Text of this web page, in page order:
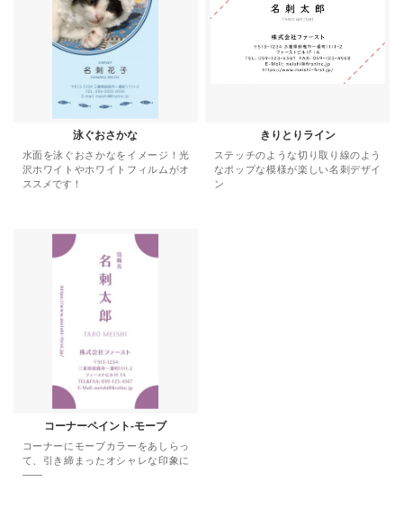
泳ぐおさかな
水面を泳ぐおさかなをイメージ！光
沢ホワイトやホワイトフィルムがオ
ススメです！
きりとりライン
ステッチのような切り取り線のよう
なポップな模様が楽しい名刺デザイ
ン
コーナーペイント-モーブ
コーナーにモーブカラーをあしらっ
て、引き締まったオシャレな印象に
――